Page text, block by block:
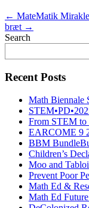
← MateMatik
bræt →
Search
Recent Posts
Math Biennale
From STEM to
EARCOME 9
BBM
Children’s
Moo and
Prevent Poor
Math Ed &
Math Ed